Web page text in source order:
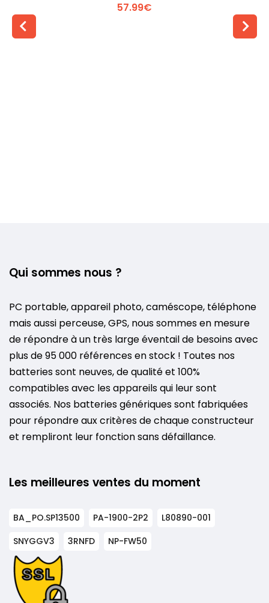
57.99€
Qui sommes nous ?
PC portable, appareil photo, caméscope, téléphone
mais aussi perceuse, GPS, nous sommes en mesure
de répondre à un très large éventail de besoins avec
plus de 95 000 références en stock ! Toutes nos
batteries sont neuves, de qualité et 100%
compatibles avec les appareils qui leur sont
associés. Nos batteries génériques sont fabriquées
pour répondre aux critères de chaque constructeur
et rempliront leur fonction sans défaillance.
Les meilleures ventes du moment
BA_PO.SP13500 PA-1900-2P2
L80890-001
SNYGGV3
3RNFD NP-FW50